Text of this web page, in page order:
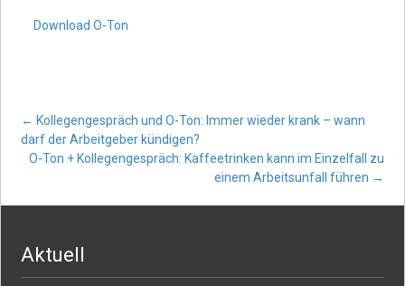
Download O-Ton
Post
navigation
← Kollegengespräch und O-Ton: Immer wieder krank – wann
darf der Arbeitgeber kündigen?
O-Ton + Kollegengespräch: Kaffeetrinken kann im Einzelfall zu
einem Arbeitsunfall führen →
Aktuell